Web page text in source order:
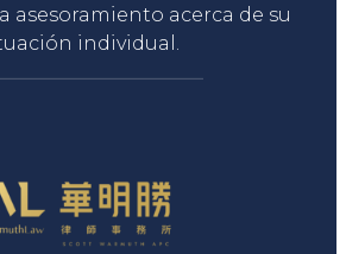
asesoramiento acerca de su
individual.